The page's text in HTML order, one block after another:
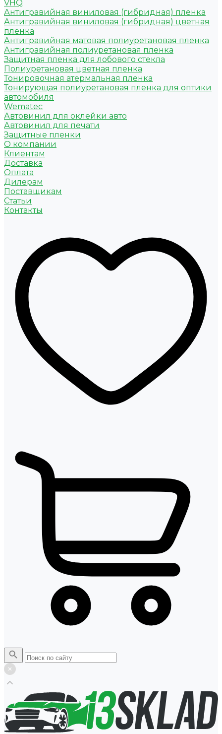
VHQ
Антигравийная виниловая (гибридная) пленка
Антигравийная виниловая (гибридная) цветная
пленка
Антигравийная матовая полиуретановая пленка
Антигравийная полиуретановая пленка
Защитная пленка для лобового стекла
Полиуретановая цветная пленка
Тонировочная атермальная пленка
Тонирующая полиуретановая пленка для оптики
автомобиля
Wematec
Автовинил для оклейки авто
Автовинил для печати
Защитные пленки
О компании
Клиентам
Доставка
Оплата
Дилерам
Поставщикам
Статьи
Контакты